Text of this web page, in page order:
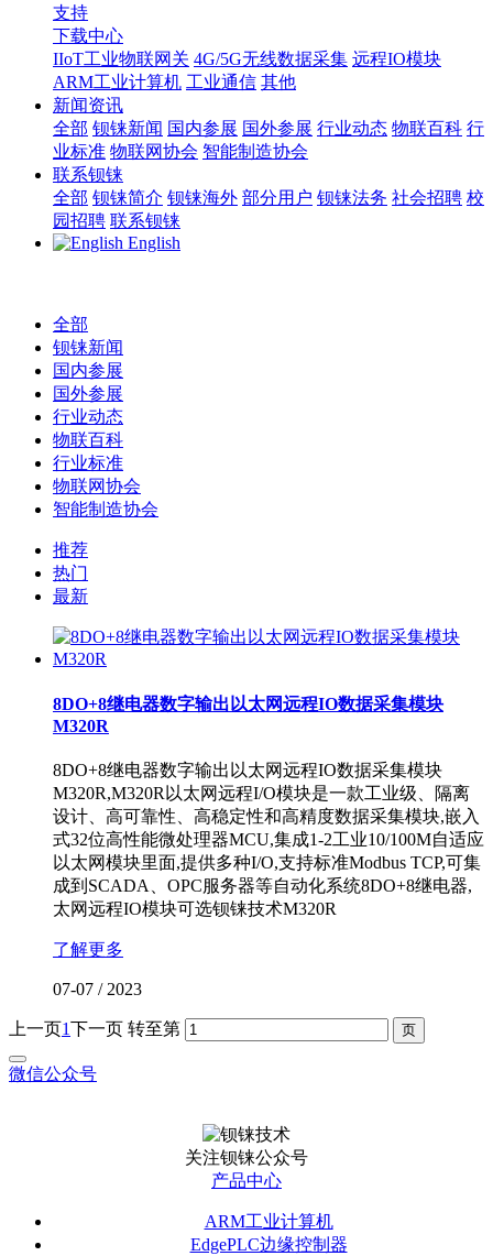
支持
下载中心
IIoT工业物联网关 4G/5G无线数据采集 远程IO模块
ARM工业计算机 工业通信 其他
新闻资讯
全部 钡铼新闻 国内参展 国外参展 行业动态 物联百科 行
业标准 物联网协会 智能制造协会
联系钡铼
全部 钡铼简介 钡铼海外 部分用户 钡铼法务 社会招聘 校
园招聘 联系钡铼
English
全部
钡铼新闻
国内参展
国外参展
行业动态
物联百科
行业标准
物联网协会
智能制造协会
推荐
热门
最新
8DO+8继电器数字输出以太网远程IO数据采集模块
M320R
8DO+8继电器数字输出以太网远程IO数据采集模块
M320R,M320R以太网远程I/O模块是一款工业级、隔离
设计、高可靠性、高稳定性和高精度数据采集模块,嵌入
式32位高性能微处理器MCU,集成1-2工业10/100M自适应
以太网模块里面,提供多种I/O,支持标准Modbus TCP,可集
成到SCADA、OPC服务器等自动化系统8DO+8继电器,
太网远程IO模块可选钡铼技术M320R
了解更多
07-07 / 2023
上一页1下一页 转至第
微信公众号
关注钡铼公众号
产品中心
ARM工业计算机
EdgePLC边缘控制器